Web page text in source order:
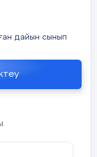
дайын сынып